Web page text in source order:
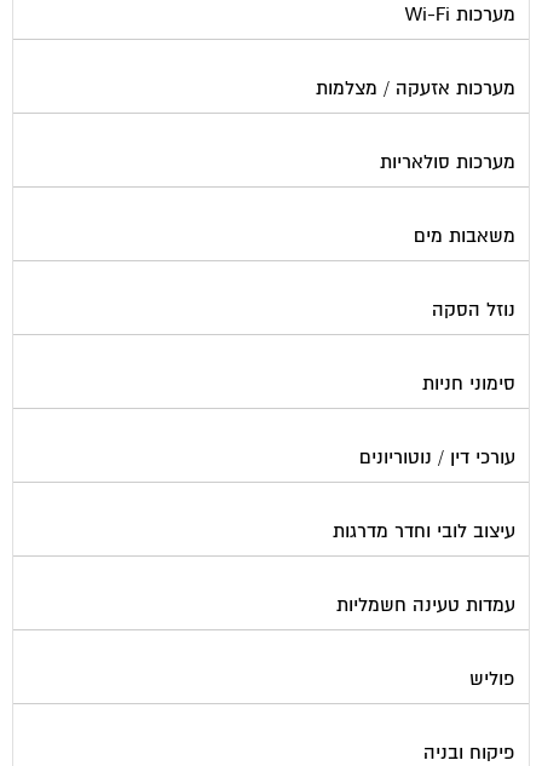
מערכות Wi-Fi
מערכות אזעקה / מצלמות
מערכות סולאריות
משאבות מים
נוזל הסקה
סימוני חניות
עורכי דין / נוטוריונים
עיצוב לובי וחדר מדרגות
עמדות טעינה חשמליות
פוליש
פיקוח ובניה